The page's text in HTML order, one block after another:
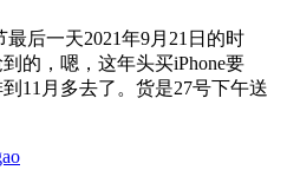
后一天2021年9月21日的时
的，嗯，这年头买iPhone要
11月多去了。货是27号下午送